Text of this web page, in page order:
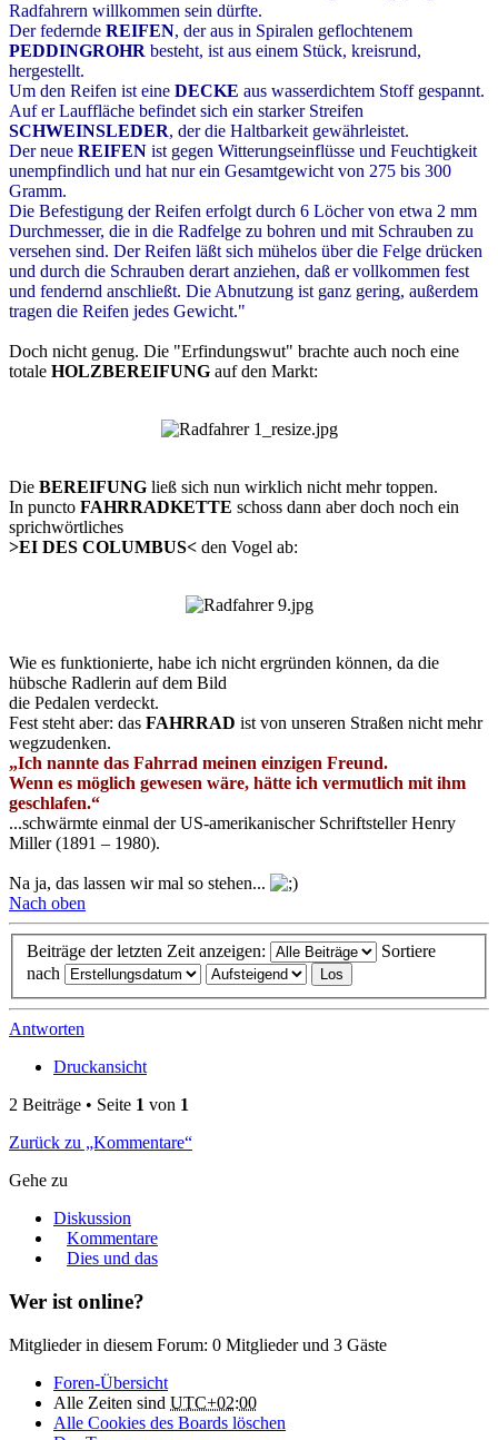
Radfahrern willkommen sein dürfte.
Der federnde REIFEN, der aus in Spiralen geflochtenem
PEDDINGROHR besteht, ist aus einem Stück, kreisrund,
hergestellt.
Um den Reifen ist eine DECKE aus wasserdichtem Stoff gespannt.
Auf er Lauffläche befindet sich ein starker Streifen
SCHWEINSLEDER, der die Haltbarkeit gewährleistet.
Der neue REIFEN ist gegen Witterungseinflüsse und Feuchtigkeit
unempfindlich und hat nur ein Gesamtgewicht von 275 bis 300
Gramm.
Die Befestigung der Reifen erfolgt durch 6 Löcher von etwa 2 mm
Durchmesser, die in die Radfelge zu bohren und mit Schrauben zu
versehen sind. Der Reifen läßt sich mühelos über die Felge drücken
und durch die Schrauben derart anziehen, daß er vollkommen fest
und fendernd anschließt. Die Abnutzung ist ganz gering, außerdem
tragen die Reifen jedes Gewicht."
Doch nicht genug. Die "Erfindungswut" brachte auch noch eine
totale HOLZBEREIFUNG auf den Markt:
Die BEREIFUNG ließ sich nun wirklich nicht mehr toppen.
In puncto FAHRRADKETTE schoss dann aber doch noch ein
sprichwörtliches
>EI DES COLUMBUS< den Vogel ab:
Wie es funktionierte, habe ich nicht ergründen können, da die
hübsche Radlerin auf dem Bild
die Pedalen verdeckt.
Fest steht aber: das FAHRRAD ist von unseren Straßen nicht mehr
wegzudenken.
„Ich nannte das Fahrrad meinen einzigen Freund.
Wenn es möglich gewesen wäre, hätte ich vermutlich mit ihm
geschlafen.“
...schwärmte einmal der US-amerikanischer Schriftsteller Henry
Miller (1891 – 1980).
Na ja, das lassen wir mal so stehen...
Nach oben
Beiträge der letzten Zeit anzeigen:
Sortiere
nach
Antworten
Druckansicht
2 Beiträge • Seite 1 von 1
Zurück zu „Kommentare“
Gehe zu
Diskussion
Kommentare
Dies und das
Wer ist online?
Mitglieder in diesem Forum: 0 Mitglieder und 3 Gäste
Foren-Übersicht
Alle Zeiten sind UTC+02:00
Alle Cookies des Boards löschen